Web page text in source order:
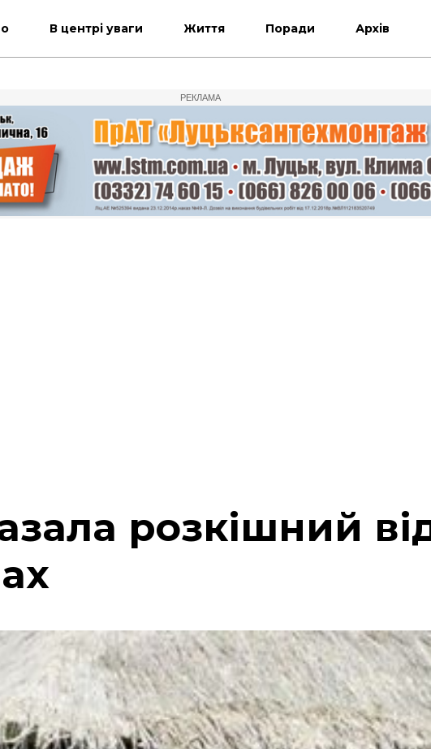
В центрі уваги Життя Поради Архів
РЕКЛАМА
розкішний